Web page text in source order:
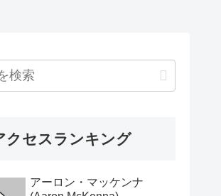
クセスランキング
アーロン・マッケンナ